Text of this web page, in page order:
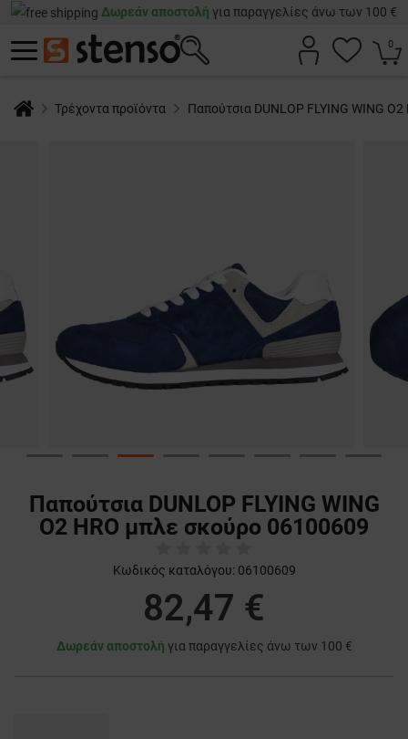
Δωρεάν αποστολή για παραγγελίες άνω των 100 €
0
Τρέχοντα προϊόντα Παπούτσια DUNLOP FLYING WING O2
Παπούτσια DUNLOP FLYING WING
O2 HRO μπλε σκούρο 06100609
Κωδικός καταλόγου: 06100609
82,47 €
Δωρεάν αποστολή για παραγγελίες άνω των 100 €